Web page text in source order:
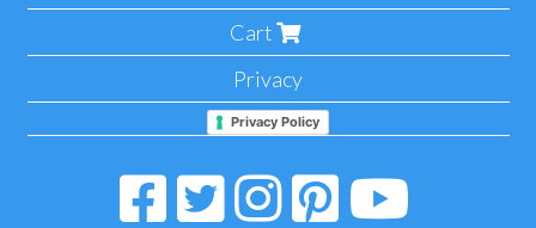
Cart
Privacy
Privacy Policy